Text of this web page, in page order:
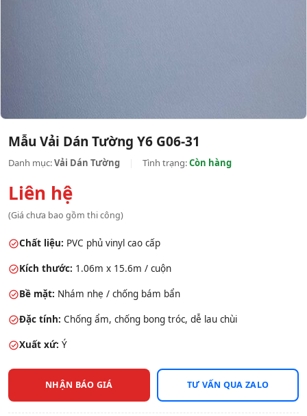
Mẫu Vải Dán Tường Y6 G06-31
Danh mục:Vải Dán Tường Tình trạng:Còn hàng
Liên hệ
(Giá chưa bao gồm thi công)
Chất liệu: PVC phủ vinyl cao cấp
Kích thước: 1.06m x 15.6m / cuộn
Bề mặt: Nhám nhẹ / chống bám bẩn
Đặc tính: Chống ẩm, chống bong tróc, dễ lau chùi
Xuất xứ: Ý
NHẬN BÁO GIÁ TƯ VẤN QUA ZALO